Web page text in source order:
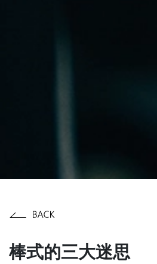
棒式的三大迷思